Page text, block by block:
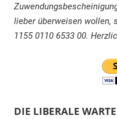
lieber überweisen wollen,
1155 0110 6533 00.
DIE LIBERALE